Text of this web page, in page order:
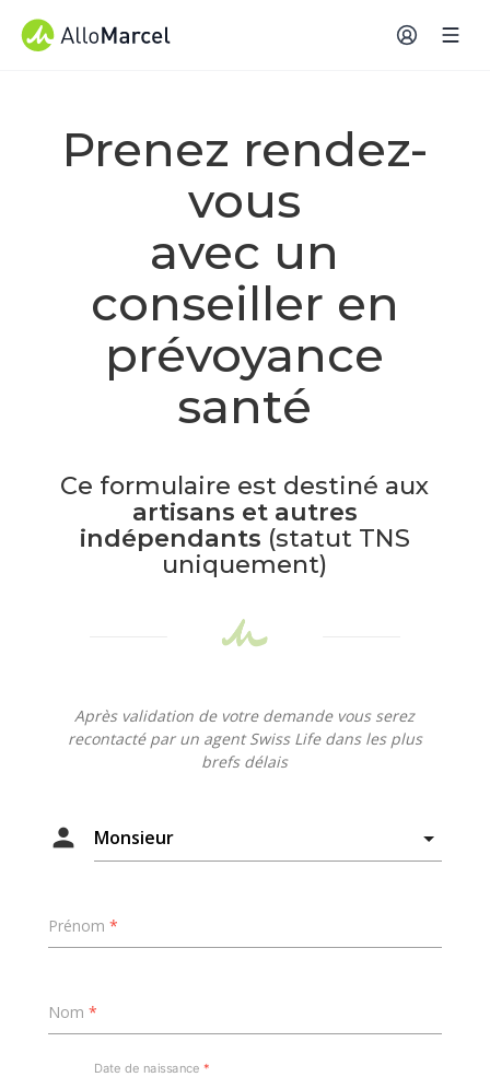
Prenez rendez-
vous
avec un
conseiller en
prévoyance
santé
Ce formulaire est destiné aux
artisans et autres
indépendants (statut TNS
uniquement)
Après validation de votre demande vous serez
recontacté par un agent Swiss Life dans les plus
brefs délais
Prénom*
Nom*
Date de naissance*